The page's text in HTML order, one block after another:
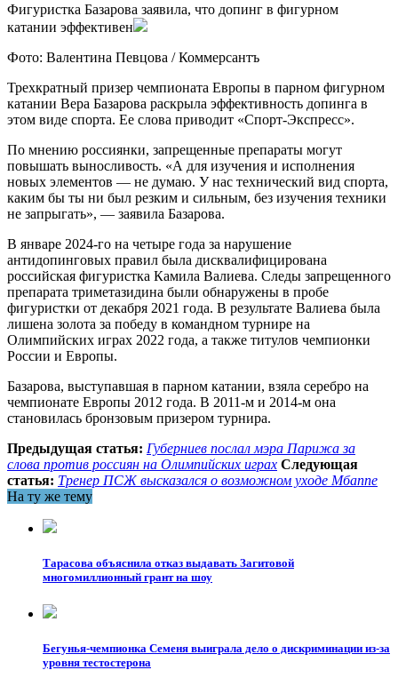
Фигуристка Базарова заявила, что допинг в фигурном
катании эффективен
Фото: Валентина Певцова / Коммерсантъ
Трехкратный призер чемпионата Европы в парном фигурном
катании Вера Базарова раскрыла эффективность допинга в
этом виде спорта. Ее слова приводит «Спорт-Экспресс».
По мнению россиянки, запрещенные препараты могут
повышать выносливость. «А для изучения и исполнения
новых элементов — не думаю. У нас технический вид спорта,
каким бы ты ни был резким и сильным, без изучения техники
не запрыгать», — заявила Базарова.
В январе 2024-го на четыре года за нарушение
антидопинговых правил была дисквалифицирована
российская фигуристка Камила Валиева. Следы запрещенного
препарата триметазидина были обнаружены в пробе
фигуристки от декабря 2021 года. В результате Валиева была
лишена золота за победу в командном турнире на
Олимпийских играх 2022 года, а также титулов чемпионки
России и Европы.
Базарова, выступавшая в парном катании, взяла серебро на
чемпионате Европы 2012 года. В 2011-м и 2014-м она
становилась бронзовым призером турнира.
Предыдущая статья: Губерниев послал мэра Парижа за
слова против россиян на Олимпийских играх Следующая
статья: Тренер ПСЖ высказался о возможном уходе Мбаппе
На ту же тему
Тарасова объяснила отказ выдавать Загитовой
многомиллионный грант на шоу
Бегунья-чемпионка Семеня выиграла дело о дискриминации из-за
уровня тестостерона